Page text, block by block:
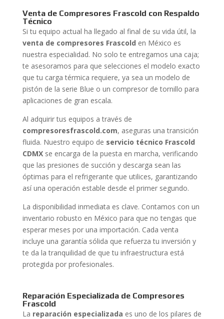
Venta de Compresores Frascold con Respaldo
Técnico
Si tu equipo actual ha llegado al final de su vida útil, la
venta de compresores Frascold en México es
nuestra especialidad. No solo te entregamos una caja;
te asesoramos para que selecciones el modelo exacto
que tu carga térmica requiere, ya sea un modelo de
pistón de la serie Blue o un compresor de tornillo para
aplicaciones de gran escala.
Al adquirir tus equipos a través de
compresoresfrascold.com, aseguras una transición
fluida. Nuestro equipo de servicio técnico Frascold
CDMXse encarga de la puesta en marcha, verificando
que las presiones de succión y descarga sean las
óptimas para el refrigerante que utilices, garantizando
así una operación estable desde el primer segundo.
La disponibilidad inmediata es clave. Contamos con un
inventario robusto en México para que no tengas que
esperar meses por una importación. Cada venta
incluye una garantía sólida que refuerza tu inversión y
te da la tranquilidad de que tu infraestructura está
protegida por profesionales.
Reparación Especializada de Compresores
Frascold
La reparación especializada es uno de los pilares de